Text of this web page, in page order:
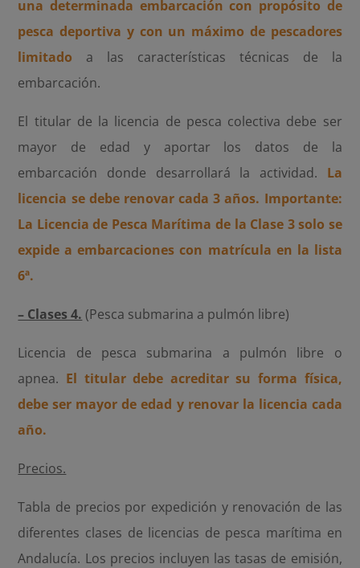
una determinada embarcación con propósito de
pesca deportiva y con un máximo de pescadores
limitado
a las características técnicas de la
embarcación.
El titular de la licencia de pesca colectiva debe ser
mayor de edad y aportar los datos de la
embarcación donde desarrollará la actividad.
La
licencia se debe renovar cada 3 años. Importante:
La Licencia de Pesca Marítima de la Clase 3 solo se
expide a embarcaciones con matrícula en la lista
6ª.
– Clases 4. (Pesca submarina a pulmón libre)
Licencia de pesca submarina a pulmón libre o
apnea. El titular debe acreditar su forma física,
debe ser mayor de edad y renovar la licencia cada
año.
Precios.
Tabla de precios por expedición y renovación de las
diferentes clases de licencias de pesca marítima en
Andalucía. Los precios incluyen las tasas de emisión,